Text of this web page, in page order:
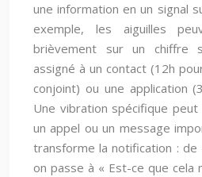
une information en un signal
exemple, les aiguilles
brièvement sur un chiffre
assigné à un contact (12h
conjoint) ou une application
Une vibration spécifique
un appel ou un message
transforme la notification : de
on passe à « Est-ce que cela